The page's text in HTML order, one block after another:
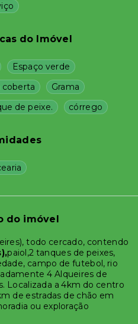
do Imóvel
Espaço verde
coberta
Grama
de peixe. córrego
do imóvel
todo cercado, contendo
paiol,2 tanques de peixes,
campo de futebol, rio
4 Alqueires de
Localizada a 4km do centro
de estradas de chão em
ou exploração